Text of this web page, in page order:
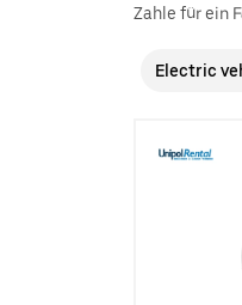
Zahle für ein
Electric